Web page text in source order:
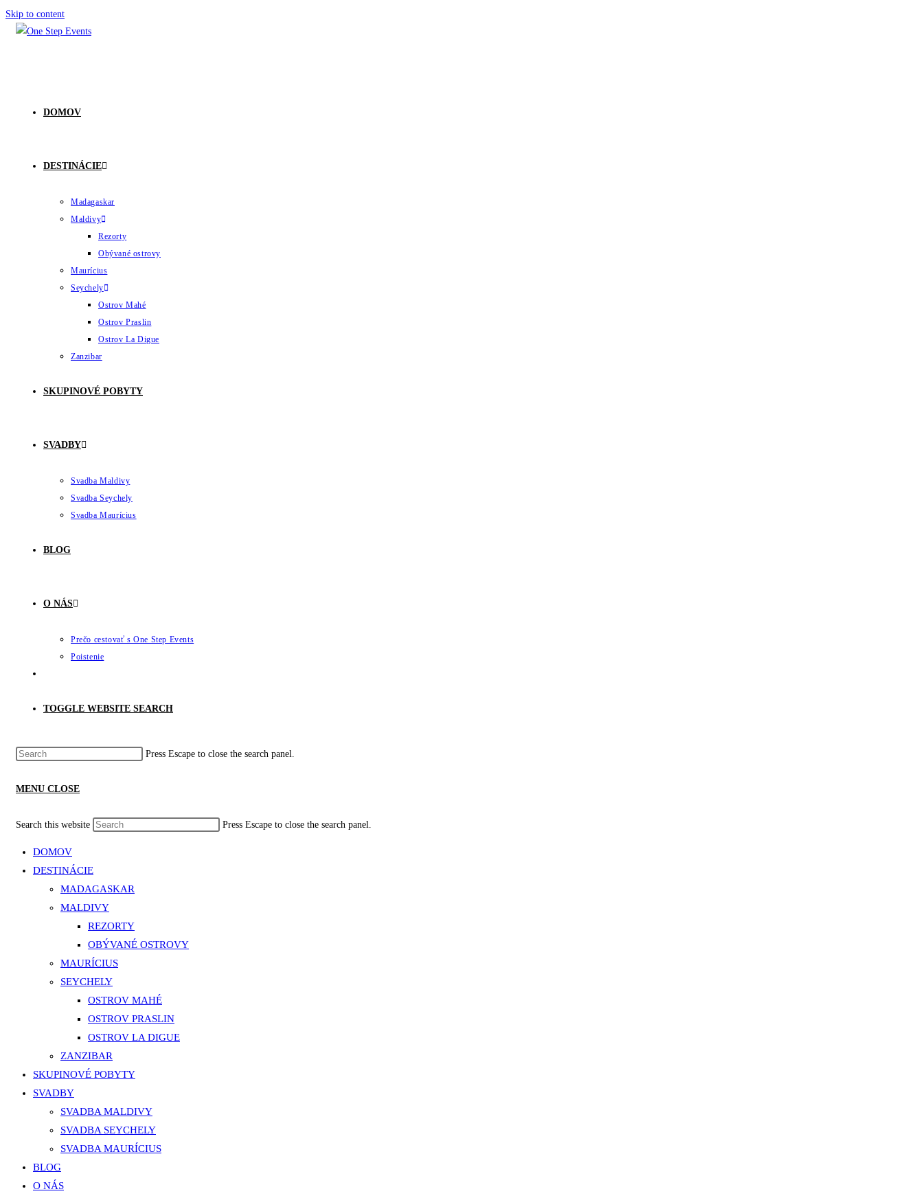
Skip to content
DOMOV
DESTINÁCIE
Madagaskar
Maldivy
Rezorty
Obývané ostrovy
Maurícius
Seychely
Ostrov Mahé
Ostrov Praslin
Ostrov La Digue
Zanzibar
SKUPINOVÉ POBYTY
SVADBY
Svadba Maldivy
Svadba Seychely
Svadba Maurícius
BLOG
O NÁS
Prečo cestovať s One Step Events
Poistenie
TOGGLE WEBSITE SEARCH
Press Escape to close the search panel.
MENU CLOSE
Search this website Press Escape to close the search panel.
DOMOV
DESTINÁCIE
MADAGASKAR
MALDIVY
REZORTY
OBÝVANÉ OSTROVY
MAURÍCIUS
SEYCHELY
OSTROV MAHÉ
OSTROV PRASLIN
OSTROV LA DIGUE
ZANZIBAR
SKUPINOVÉ POBYTY
SVADBY
SVADBA MALDIVY
SVADBA SEYCHELY
SVADBA MAURÍCIUS
BLOG
O NÁS